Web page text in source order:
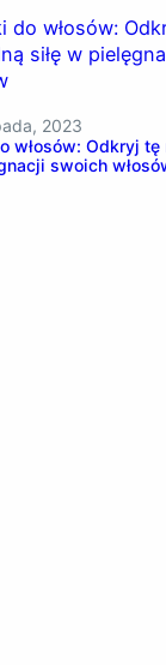
2023
włosów: Odkryj tę
swoich